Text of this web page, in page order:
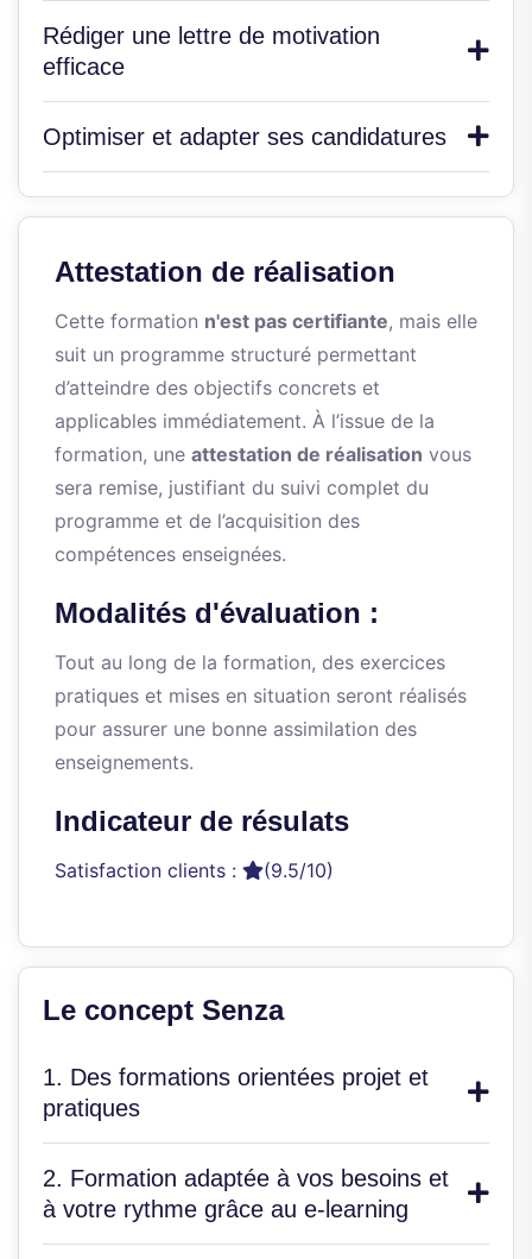
Rédiger une lettre de motivation
efficace
Optimiser et adapter ses candidatures
Attestation de réalisation
Cette formation n'est pas certifiante, mais elle
suit un programme structuré permettant
d’atteindre des objectifs concrets et
applicables immédiatement. À l’issue de la
formation, une attestation de réalisation vous
sera remise, justifiant du suivi complet du
programme et de l’acquisition des
compétences enseignées.
Modalités d'évaluation :
Tout au long de la formation, des exercices
pratiques et mises en situation seront réalisés
pour assurer une bonne assimilation des
enseignements.
Indicateur de résulats
Satisfaction clients : (9.5/10)
Le concept Senza
1. Des formations orientées projet et
pratiques
2. Formation adaptée à vos besoins et
à votre rythme grâce au e-learning